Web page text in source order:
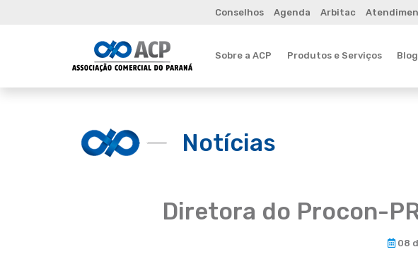
Conselhos Agenda Arbitac
Sobre a ACP Produtos e Serviços Blog
Notícias
Diretora do Procon-
08